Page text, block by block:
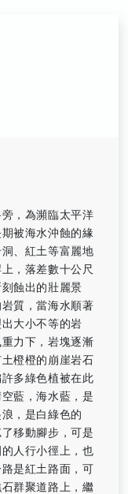
，為瀕臨太平洋
被海水沖蝕的緣
、紅土等富麗地
，落差數十公尺
蝕出的壯麗景
質，當海水順著
大小不等的岩
力下，岩塊逐漸
橙橙的崩崖岩石
多綠色植被在此
藍，海水藍，是
，是白綠色的
移動腳步，可是
人行小徑上，也
是紅土路面，可
群聚道路上，繼